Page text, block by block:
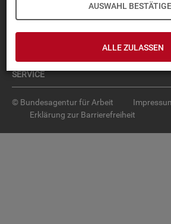
AUSWAHL
ALLE ZULASSEN
SER­VICE
© Bundesagentur für Arbeit
Erklärung zur Barrierefreiheit